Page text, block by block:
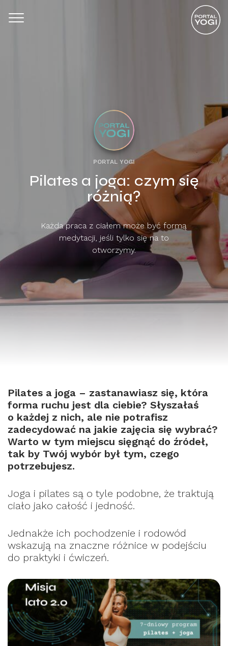
PORTAL YOGI
Pilates a joga: czym się
różnią?
Każda praca z ciałem może być formą
medytacji, jeśli tylko się na to
otworzymy.
Pilates a joga – zastanawiasz się, która
forma ruchu jest dla ciebie? Słyszałaś
o każdej z nich, ale nie potrafisz
zadecydować na jakie zajęcia się wybrać?
Warto w tym miejscu sięgnąć do źródeł,
tak by Twój wybór był tym, czego
potrzebujesz.
Joga i pilates są o tyle podobne, że traktują
ciało jako całość i jedność.
Jednakże ich pochodzenie i rodowód
wskazują na znaczne różnice w podejściu
do praktyki i ćwiczeń.